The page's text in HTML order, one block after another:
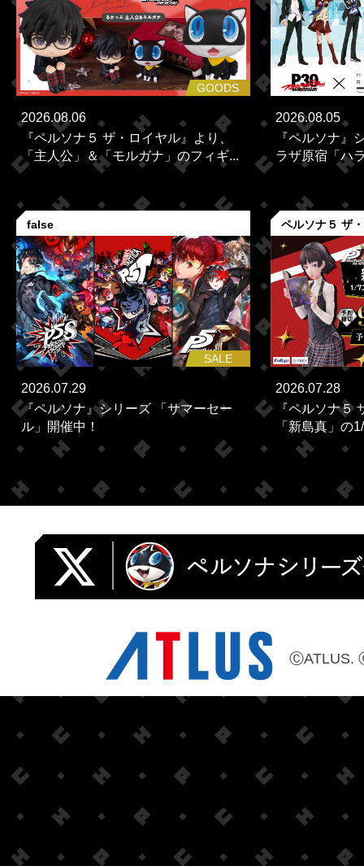
GOODS
2026.08.06
『ペルソナ５ ザ・ロイヤル』より、
「主人公」＆「モルガナ」のフィギ...
2026.08.05
『ペルソナ』
ラザ原宿「ハ
false
SALE
2026.07.29
『ペルソナ』シリーズ 「サマーセー
ル」開催中！
ペルソナ５ ザ
2026.07.28
『ペルソナ５
「新島真」の
ⒸATLUS.